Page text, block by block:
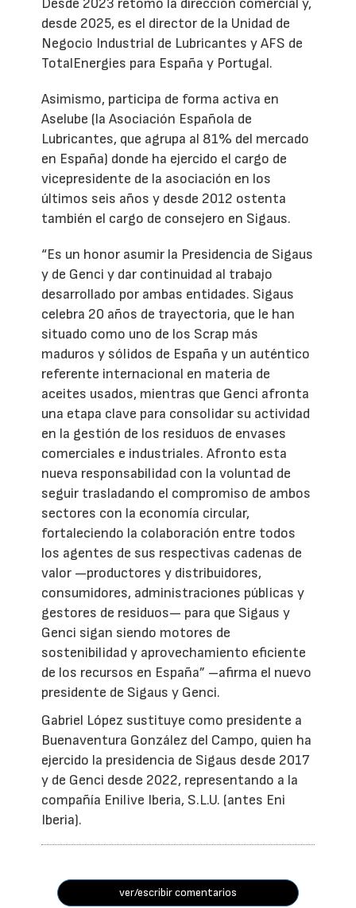
Desde 2023 retomó la dirección comercial y,
desde 2025, es el director de la Unidad de
Negocio Industrial de Lubricantes y AFS de
TotalEnergies para España y Portugal.
Asimismo, participa de forma activa en
Aselube (la Asociación Española de
Lubricantes, que agrupa al 81% del mercado
en España) donde ha ejercido el cargo de
vicepresidente de la asociación en los
últimos seis años y desde 2012 ostenta
también el cargo de consejero en Sigaus.
“Es un honor asumir la Presidencia de Sigaus
y de Genci y dar continuidad al trabajo
desarrollado por ambas entidades. Sigaus
celebra 20 años de trayectoria, que le han
situado como uno de los Scrap más
maduros y sólidos de España y un auténtico
referente internacional en materia de
aceites usados, mientras que Genci afronta
una etapa clave para consolidar su actividad
en la gestión de los residuos de envases
comerciales e industriales. Afronto esta
nueva responsabilidad con la voluntad de
seguir trasladando el compromiso de ambos
sectores con la economía circular,
fortaleciendo la colaboración entre todos
los agentes de sus respectivas cadenas de
valor —productores y distribuidores,
consumidores, administraciones públicas y
gestores de residuos— para que Sigaus y
Genci sigan siendo motores de
sostenibilidad y aprovechamiento eficiente
de los recursos en España” –afirma el nuevo
presidente de Sigaus y Genci.
Gabriel López sustituye como presidente a
Buenaventura González del Campo, quien ha
ejercido la presidencia de Sigaus desde 2017
y de Genci desde 2022, representando a la
compañía Enilive Iberia, S.L.U. (antes Eni
Iberia).
ver/escribir comentarios